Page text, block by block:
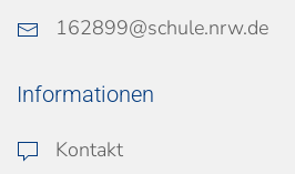
162899@schule.nrw.de
Informationen
Kontakt